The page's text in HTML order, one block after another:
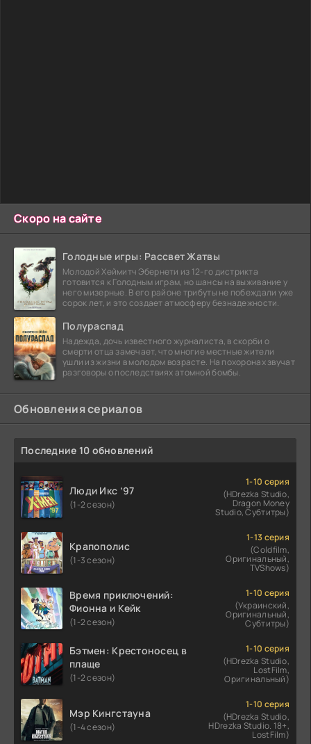
Скоро на сайте
Голодные игры: Рассвет Жатвы
Молодой Хеймитч Эбернети из 12-го дистрикта
готовится к Голодным играм, но шансы на выживание у
него мизерные. В его районе трибуты не побеждали уже
сорок лет, и это создает атмосферу безнадежности.
Полураспад
Надежда, дочь известного журналиста, в скорби о
смерти отца замечает, что многие местные жители
ушли из жизни в молодом возрасте. На похоронах звучат
разговоры о последствиях атомной бомбы.
Обновления сериалов
Последние 10 обновлений
Люди Икс ’97
(1-2 сезон)
1-10 серия
(HDrezka Studio,
Dragon Money
Studio, Субтитры)
Крапополис
(1-3 сезон)
1-13 серия
(Coldfilm,
Оригинальный,
TVShows)
Время приключений:
Фионна и Кейк
(1-2 сезон)
1-10 серия
(Украинский,
Оригинальный,
Субтитры)
Бэтмен: Крестоносец в
плаще
(1-2 сезон)
1-10 серия
(HDrezka Studio,
LostFilm,
Оригинальный)
Мэр Кингстауна
(1-4 сезон)
1-10 серия
(HDrezka Studio,
HDrezka Studio. 18+,
LostFilm)